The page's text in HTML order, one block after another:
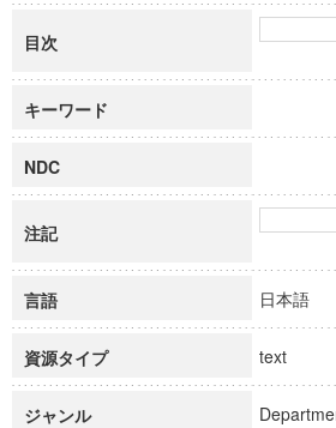
目次
キーワード
NDC
注記
言語 日本語
資源タイプ text
ジャンル